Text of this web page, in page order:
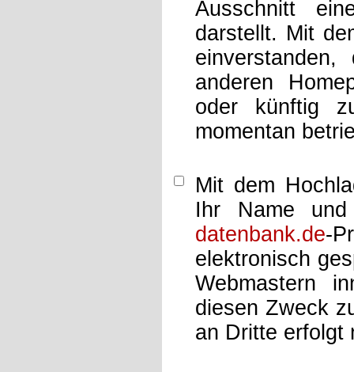
Ausschnitt
darstellt. Mit
anderen
oder künftig
momentan
Mit dem
Ihr Name
datenbank.de-
elektronisch
Webmastern
diesen Zweck
an Dritte erfolgt